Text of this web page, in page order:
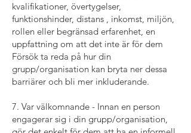
kvalifikationer, övertygelser,
funktionshinder, distans , inkomst, miljön,
rollen eller begränsad erfarenhet, en
uppfattning om att det inte är för dem
Försök ta reda på hur din
grupp/organisation kan bryta ner dessa
barriärer och bli mer inkluderande.
7. Var välkomnande - Innan en person
engagerar sig i din grupp/organisation,